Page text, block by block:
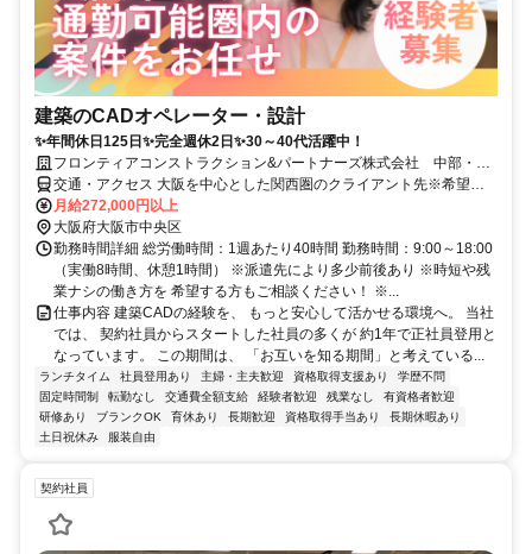
建築のCADオペレーター・設計
✨年間休日125日✨完全週休2日✨30～40代活躍中！
フロンティアコンストラクション&パートナーズ株式会社 中部・西
日本支店
交通・アクセス 大阪を中心とした関西圏のクライアント先※希望を
優先し決定※転勤ナシ
月給272,000円以上
大阪府大阪市中央区
勤務時間詳細 総労働時間：1週あたり40時間 勤務時間：9:00～18:00
（実働8時間、休憩1時間） ※派遣先により多少前後あり ※時短や残
業ナシの働き方を 希望する方もご相談ください！ ※...
仕事内容 建築CADの経験を、 もっと安心して活かせる環境へ。 当社
では、 契約社員からスタートした社員の多くが 約1年で正社員登用と
なっています。 この期間は、 「お互いを知る期間」と考えている...
ランチタイム 社員登用あり 主婦・主夫歓迎 資格取得支援あり
学歴不問
固定時間制
転勤なし 交通費全額支給 経験者歓迎 残業なし
有資格者歓迎
研修あり
ブランクOK 育休あり 長期歓迎 資格取得手当あり
長期休暇あり
土日祝休み
服装自由
契約社員